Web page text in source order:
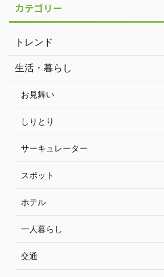
カテゴリー
トレンド
生活・暮らし
お見舞い
しりとり
サーキュレーター
スポット
ホテル
一人暮らし
交通